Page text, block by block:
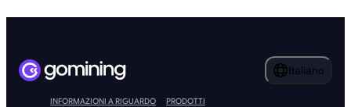
Italiano
INFORMAZIONI A RIGUARDO PRODOTTI